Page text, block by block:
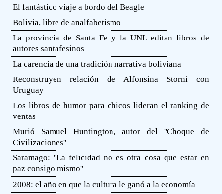
El fantástico viaje a bordo del Beagle
Bolivia, libre de analfabetismo
La provincia de Santa Fe y la UNL editan libros de
autores santafesinos
La carencia de una tradición narrativa boliviana
Reconstruyen relación de Alfonsina Storni con
Uruguay
Los libros de humor para chicos lideran el ranking de
ventas
Murió Samuel Huntington, autor del ''Choque de
Civilizaciones''
Saramago: ''La felicidad no es otra cosa que estar en
paz consigo mismo''
2008: el año en que la cultura le ganó a la economía